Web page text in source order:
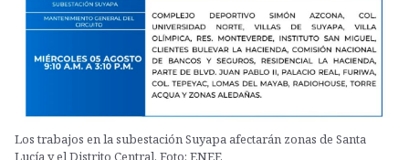
Los trabajos en la subestación Suyapa afectarán zonas de Santa